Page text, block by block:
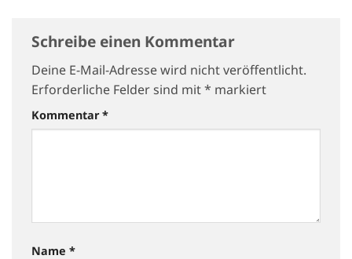
Schreibe einen Kommentar
Deine E-Mail-Adresse wird nicht veröffentlicht.
Erforderliche Felder sind mit* markiert
Kommentar*
Name *